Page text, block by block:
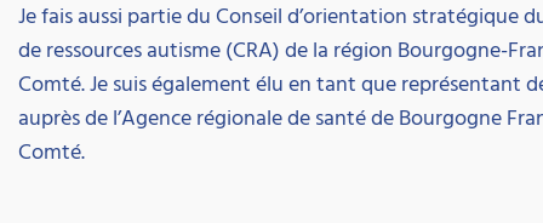
Je fais aussi partie du Conseil d’orientation stratégique
de ressources autisme (CRA) de la région Bourgogne-
Comté. Je suis également élu en tant que représentant
auprès de l’Agence régionale de santé de Bourgogne
Comté.